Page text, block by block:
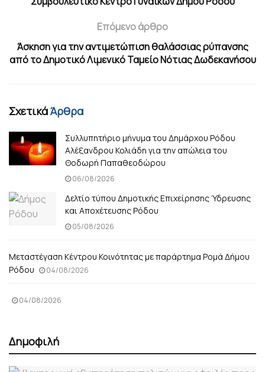
Επόμενο άρθρο
Άσκηση για την αντιμετώπιση θαλάσσιας ρύπανσης
από το Δημοτικό Λιμενικό Ταμείο Νότιας Δωδεκανήσου
ΣχετικάΆρθρα
Συλλυπητήριο μήνυμα του Δημάρχου Ρόδου
Αλέξανδρου Κολιάδη για την απώλεια του
Θοδωρή Παπαθεοδώρου
06/08/2026
Δελτίο τύπου Δημοτικής Επιχείρησης Ύδρευσης
και Αποχέτευσης Ρόδου
05/08/2026
Μεταστέγαση Κέντρου Κοινότητας με παράρτημα Ρομά Δήμου
Ρόδου
04/08/2026
04/08/2026
Δημοφιλή